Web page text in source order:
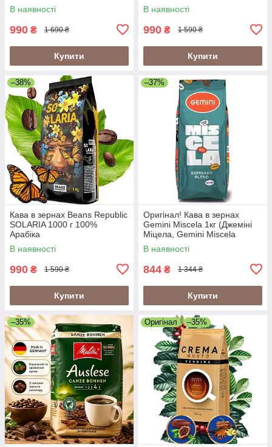
В наявності
990 ₴ 1 690 ₴
Купити
В наявності
990 ₴ 1 590 ₴
Купити
–38%
Кава в зернах Beans Republic
SOLARIA 1000 г 100%
Арабіка
В наявності
990 ₴ 1 590 ₴
Купити
–37%
Оригінал! Кава в зернах
Gemini Miscela 1кг (Джеміні
Міцела, Gemini Miscela
Espresso), 60% арабіка/40%
робуста
В наявності
844 ₴ 1 344 ₴
Купити
–35% Оригінал –35%